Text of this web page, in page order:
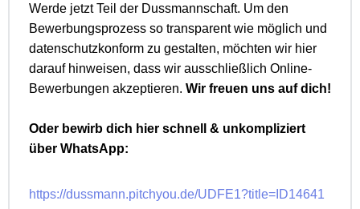
Werde jetzt Teil der Dussmannschaft. Um den
Bewerbungsprozess so transparent wie möglich und
datenschutzkonform zu gestalten, möchten wir hier
darauf hinweisen, dass wir ausschließlich Online-
Bewerbungen akzeptieren. Wir freuen uns auf dich!
Oder bewirb dich hier schnell & unkompliziert
über WhatsApp:
https://dussmann.pitchyou.de/UDFE1?title=ID14641